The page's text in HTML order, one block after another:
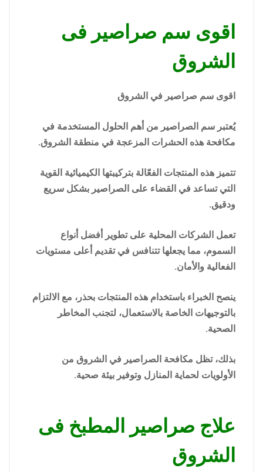
اقوى سم صراصير فى
الشروق
اقوى سم صراصير في الشروق
يُعتبر سم الصراصير من أهم الحلول المستخدمة في
مكافحة هذه الحشرات المزعجة في منطقة الشروق.
تتميز هذه المنتجات الفعّالة بتركيبتها الكيميائية القوية
التي تساعد في القضاء على الصراصير بشكل سريع
ودقيق.
تعمل الشركات المحلية على تطوير أفضل أنواع
السموم، مما يجعلها تتنافس في تقديم أعلى مستويات
الفعالية والأمان.
ينصح الخبراء باستخدام هذه المنتجات بحذر، مع الالتزام
بالتوجيهات الخاصة بالاستعمال، لتجنب المخاطر
الصحية.
بذلك، تظل مكافحة الصراصير في الشروق من
الأولويات لحماية المنازل وتوفير بيئة صحية.
علاج صراصير المطبخ فى
الشروق